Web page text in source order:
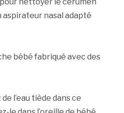
nettoyer le cérumen
nasal adapté
bébé fabriqué avec des
l’eau tiède dans ce